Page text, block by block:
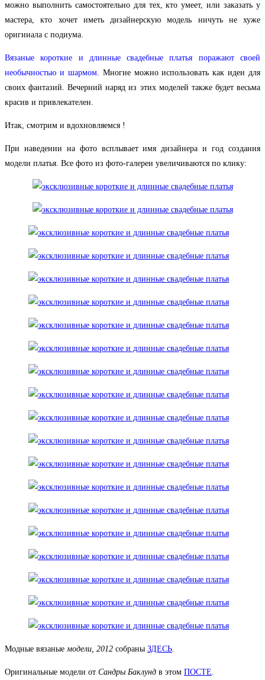
можно выполнить самостоятельно для тех, кто умеет, или заказать у
мастера, кто хочет иметь дизайнерскую модель ничуть не хуже
оригинала с подиума.
Вязаные короткие и длинные свадебные платья поражают своей
необычностью и шармом. Многие можно использовать как идеи для
своих фантазий. Вечерний наряд из этих моделей также будет весьма
красив и привлекателен.
Итак, смотрим и вдохновляемся !
При наведении на фото всплывает имя дизайнера и год создания
модели платья. Все фото из фото-галереи увеличиваются по клику:
Модные вязаныемодели, 2012 собраны ЗДЕСЬ.
Оригинальные модели от Сандры Баклунд в этом ПОСТЕ.